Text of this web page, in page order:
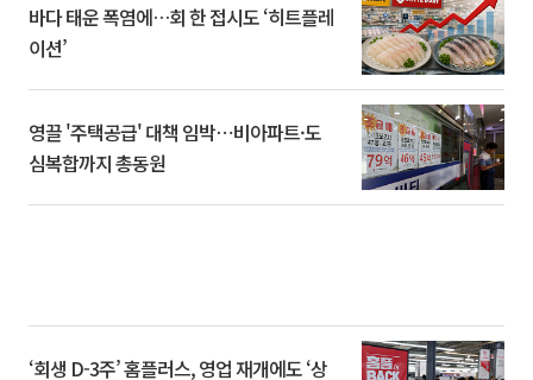
바다 태운 폭염에…회 한 접시도 ‘히트플레
이션’
영끌 '주택공급' 대책 임박⋯비아파트·도
심복합까지 총동원
‘회생 D-3주’ 홈플러스, 영업 재개에도 ‘상